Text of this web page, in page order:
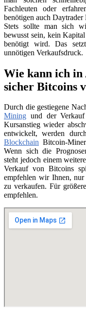
Fachleuten oder
benötigen auch
Stets sollte man sich
bewusst sein, kein
benötigt wird. Das
unnötigen Verkaufsdruck.
Wie kann ich in
sicher Bitcoins
Durch die gestiegene
Mining und der
Kursanstieg wieder
entwickelt, werden
Blockchain Bitcoin-
Wenn sich die
steht jedoch einem
Verkauf von Bitcoins
empfehlen wir Ihnen,
zu verkaufen. Für
empfehlen.